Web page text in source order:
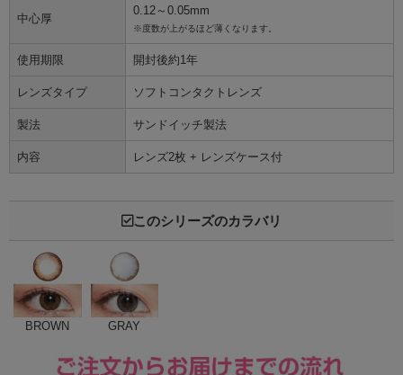
中心厚
0.12～0.05mm
※度数が上がるほど薄くなります。
使用期限 開封後約1年
レンズタイプ ソフトコンタクトレンズ
製法 サンドイッチ製法
内容 レンズ2枚 + レンズケース付
このシリーズのカラバリ
BROWN GRAY